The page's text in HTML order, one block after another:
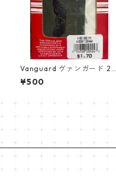
Vanguard ヴァンガード 2
枚セットエアクラフト クル
ーマン aircraft crewman
¥500